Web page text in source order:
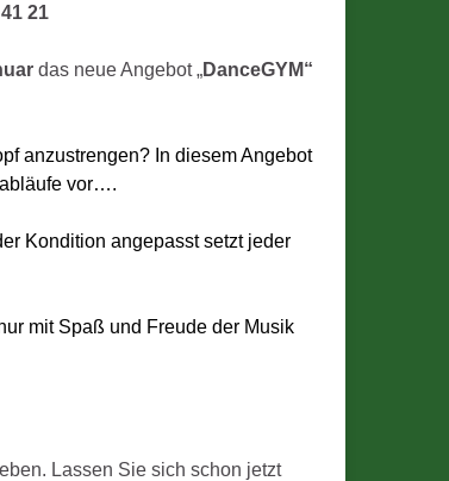
21
das neue Angebot „DanceGYM“
anzustrengen? In diesem Angebot
vor….
Kondition angepasst setzt jeder
mit Spaß und Freude der Musik
Lassen Sie sich schon jetzt